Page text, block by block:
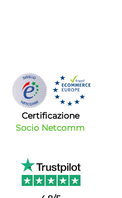
Certificazione
Socio Netcomm